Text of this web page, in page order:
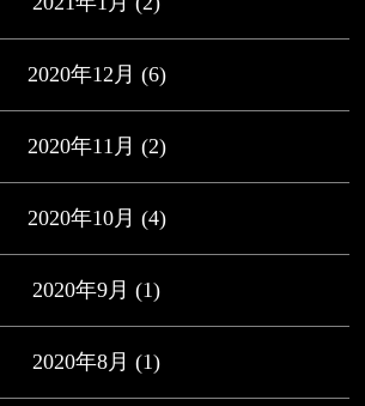
2020年12月 (6)
2020年11月 (2)
2020年10月 (4)
2020年9月 (1)
2020年8月 (1)